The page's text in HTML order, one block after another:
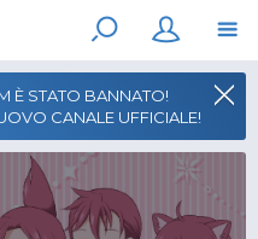
È STATO BANNATO!
CANALE UFFICIALE!